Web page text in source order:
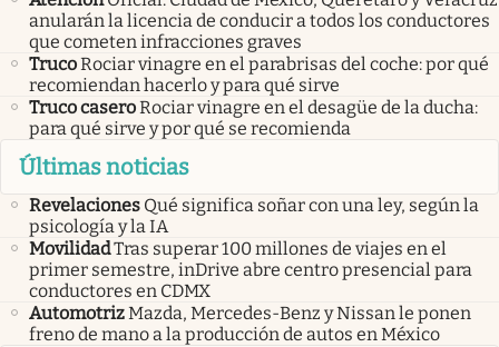
anularán la licencia de conducir a todos los conductores
que cometen infracciones graves
TrucoRociar vinagre en el parabrisas del coche: por qué
recomiendan hacerlo y para qué sirve
Truco caseroRociar vinagre en el desagüe de la ducha:
para qué sirve y por qué se recomienda
Últimas noticias
Revelaciones Qué significa soñar con una ley, según la
psicología y la IA
MovilidadTras superar 100 millones de viajes en el
primer semestre, inDrive abre centro presencial para
conductores en CDMX
AutomotrizMazda, Mercedes-Benz y Nissan le ponen
freno de mano a la producción de autos en México